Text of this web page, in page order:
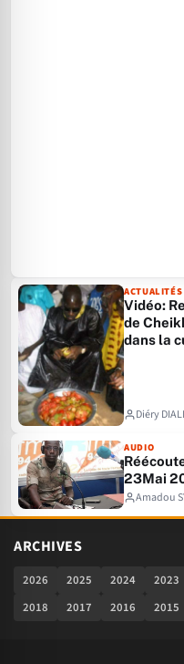
ACTUALITÉS
Vidéo:
de
dans la
Diéry
AUDIO
23Mai
Amadou
ARCHIVES
2026 2025 2024 2023
2018
2017 2016 2015